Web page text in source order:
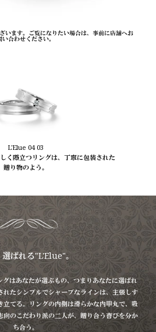
います。ご覧になりたい場合は、事前に店舗へお
い合わせください。
L'Elue 04 03
く際立つリングは、丁寧に包装された
贈り物のよう。
選ばれる"L'Elue"。
はあなたが選ぶもの、つまりあなたに選ばれ
れたシンプルでシャープなラインは、主張しす
立てる。リングの内側は滑らかな内甲丸で、吸
向のこだわり派の二人が、贈り合う喜びを分か
ち合う。